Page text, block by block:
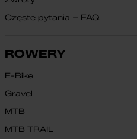
Częste pytania – FAQ
ROWERY
E-Bike
Gravel
MTB
MTB TRAIL